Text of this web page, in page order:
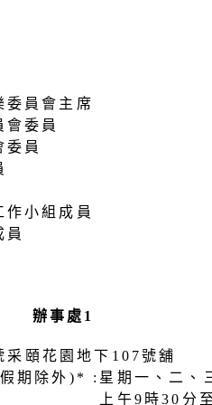
委員會主席
委員
委員
小組成員
員
辦事處1
頤花園地下107號舖
期除外)* : 星期一、二、
上午9時30分